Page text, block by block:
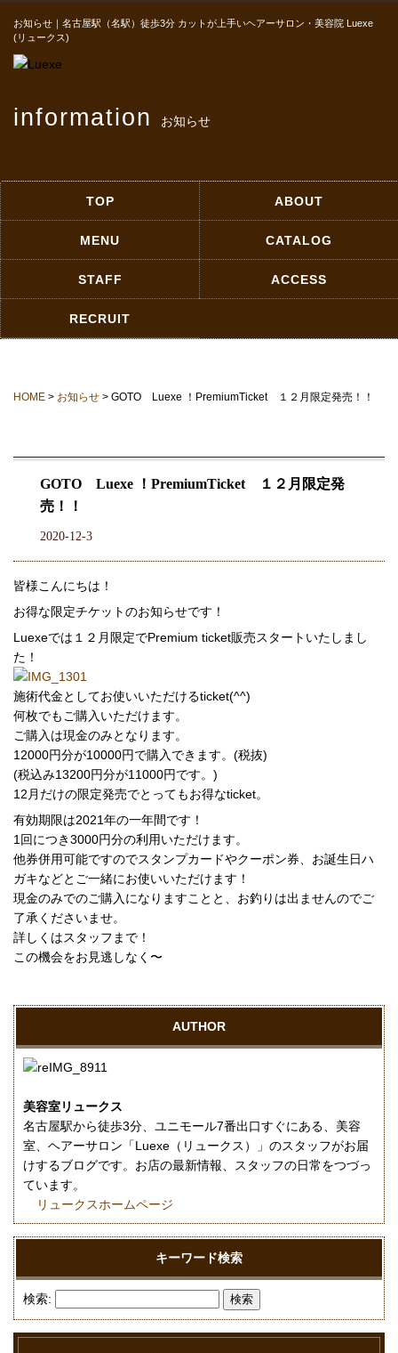
お知らせ｜名古屋駅（名駅）徒歩3分 カットが上手いヘアーサロン・美容院 Luexe
(リュークス)
information お知らせ
TOP ABOUT
MENU CATALOG
STAFF ACCESS
RECRUIT
HOME > お知らせ > GOTO Luexe ！PremiumTicket １２月限定発売！！
GOTO Luexe ！PremiumTicket １２月限定発
売！！
2020-12-3
皆様こんにちは！
お得な限定チケットのお知らせです！
Luexeでは１２月限定でPremium ticket販売スタートいたしまし
た！
施術代金としてお使いいただけるticket(^^)
何枚でもご購入いただけます。
ご購入は現金のみとなります。
12000円分が10000円で購入できます。(税抜)
(税込み13200円分が11000円です。)
12月だけの限定発売でとってもお得なticket。
有効期限は2021年の一年間です！
1回につき3000円分の利用いただけます。
他券併用可能ですのでスタンプカードやクーポン券、お誕生日ハ
ガキなどとご一緒にお使いいただけます！
現金のみでのご購入になりますことと、お釣りは出ませんのでご
了承くださいませ。
詳しくはスタッフまで！
この機会をお見逃しなく〜
AUTHOR
美容室リュークス
名古屋駅から徒歩3分、ユニモール7番出口すぐにある、美容
室、ヘアーサロン「Luexe（リュークス）」のスタッフがお届
けするブログです。お店の最新情報、スタッフの日常をつづっ
ています。
リュークスホームページ
キーワード検索
検索: